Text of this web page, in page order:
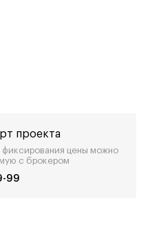
проекта
фиксирования цены можно
с брокером
99